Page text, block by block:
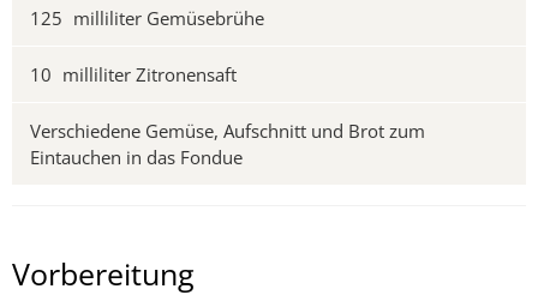
125 milliliter Gemüsebrühe
10 milliliter Zitronensaft
Verschiedene Gemüse, Aufschnitt und Brot zum
Eintauchen in das Fondue
Vorbereitung